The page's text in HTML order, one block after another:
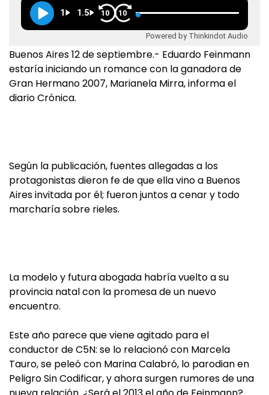
1 1.5 10 10
Powered by Thinkindot Audio
Buenos Aires 12 de septiembre.- Eduardo Feinmann
estaría iniciando un romance con la ganadora de
Gran Hermano 2007, Marianela Mirra, informa el
diario Crónica.
Según la publicación, fuentes allegadas a los
protagonistas dieron fe de que ella vino a Buenos
Aires invitada por él; fueron juntos a cenar y todo
marcharía sobre rieles.
La modelo y futura abogada habría vuelto a su
provincia natal con la promesa de un nuevo
encuentro.
Este año parece que viene agitado para el
conductor de C5N: se lo relacionó con Marcela
Tauro, se peleó con Marina Calabró, lo parodian en
Peligro Sin Codificar, y ahora surgen rumores de una